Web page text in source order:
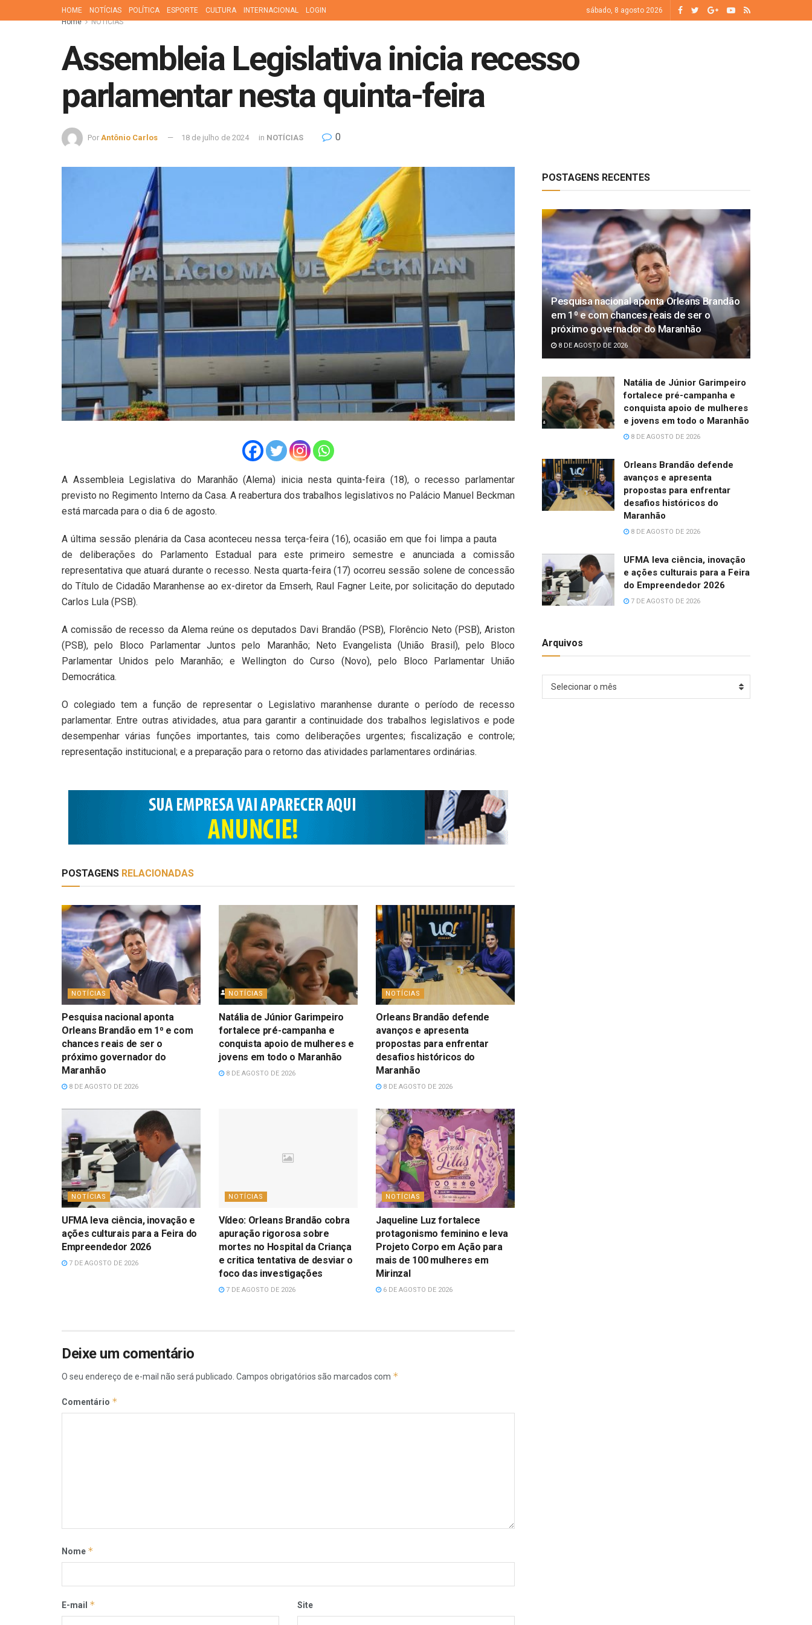
HOME NOTÍCIAS POLÍTICA ESPORTE CULTURA INTERNACIONAL LOGIN
sábado, 8 agosto 2026
Home
NOTÍCIAS
Assembleia Legislativa inicia recesso
parlamentar nesta quinta-feira
Por Antônio Carlos 18 de julho de 2024 in NOTÍCIAS 0
A Assembleia Legislativa do Maranhão (Alema) inicia nesta quinta-feira (18), o recesso parlamentar
previsto no Regimento Interno da Casa. A reabertura dos trabalhos legislativos no Palácio Manuel Beckman
está marcada para o dia 6 de agosto.
A última sessão plenária da Casa aconteceu nessa terça-feira (16), ocasião em que foi limpa a pauta
de deliberações do Parlamento Estadual para este primeiro semestre e anunciada a comissão
representativa que atuará durante o recesso. Nesta quarta-feira (17) ocorreu sessão solene de concessão
do Título de Cidadão Maranhense ao ex-diretor da Emserh, Raul Fagner Leite, por solicitação do deputado
Carlos Lula (PSB).
A comissão de recesso da Alema reúne os deputados Davi Brandão (PSB), Florêncio Neto (PSB), Ariston
(PSB), pelo Bloco Parlamentar Juntos pelo Maranhão; Neto Evangelista (União Brasil), pelo Bloco
Parlamentar Unidos pelo Maranhão; e Wellington do Curso (Novo), pelo Bloco Parlamentar União
Democrática.
O colegiado tem a função de representar o Legislativo maranhense durante o período de recesso
parlamentar. Entre outras atividades, atua para garantir a continuidade dos trabalhos legislativos e pode
desempenhar várias funções importantes, tais como deliberações urgentes; fiscalização e controle;
representação institucional; e a preparação para o retorno das atividades parlamentares ordinárias.
POSTAGENS RELACIONADAS
NOTÍCIAS
Pesquisa nacional aponta
Orleans Brandão em 1⁰ e com
chances reais de ser o
próximo governador do
Maranhão
8 DE AGOSTO DE 2026
NOTÍCIAS
Natália de Júnior Garimpeiro
fortalece pré-campanha e
conquista apoio de mulheres e
jovens em todo o Maranhão
8 DE AGOSTO DE 2026
NOTÍCIAS
Orleans Brandão defende
avanços e apresenta
propostas para enfrentar
desafios históricos do
Maranhão
8 DE AGOSTO DE 2026
NOTÍCIAS
UFMA leva ciência, inovação e
ações culturais para a Feira do
Empreendedor 2026
7 DE AGOSTO DE 2026
NOTÍCIAS
Vídeo: Orleans Brandão cobra
apuração rigorosa sobre
mortes no Hospital da Criança
e critica tentativa de desviar o
foco das investigações
7 DE AGOSTO DE 2026
NOTÍCIAS
Jaqueline Luz fortalece
protagonismo feminino e leva
Projeto Corpo em Ação para
mais de 100 mulheres em
Mirinzal
6 DE AGOSTO DE 2026
Deixe um comentário
O seu endereço de e-mail não será publicado. Campos obrigatórios são marcados com *
Comentário *
Nome *
E-mail * Site
POSTAGENS RECENTES
Pesquisa nacional aponta Orleans Brandão
em 1⁰ e com chances reais de ser o
próximo governador do Maranhão
8 DE AGOSTO DE 2026
Natália de Júnior Garimpeiro
fortalece pré-campanha e
conquista apoio de mulheres
e jovens em todo o Maranhão
8 DE AGOSTO DE 2026
Orleans Brandão defende
avanços e apresenta
propostas para enfrentar
desafios históricos do
Maranhão
8 DE AGOSTO DE 2026
UFMA leva ciência, inovação
e ações culturais para a Feira
do Empreendedor 2026
7 DE AGOSTO DE 2026
Arquivos
Selecionar o mês